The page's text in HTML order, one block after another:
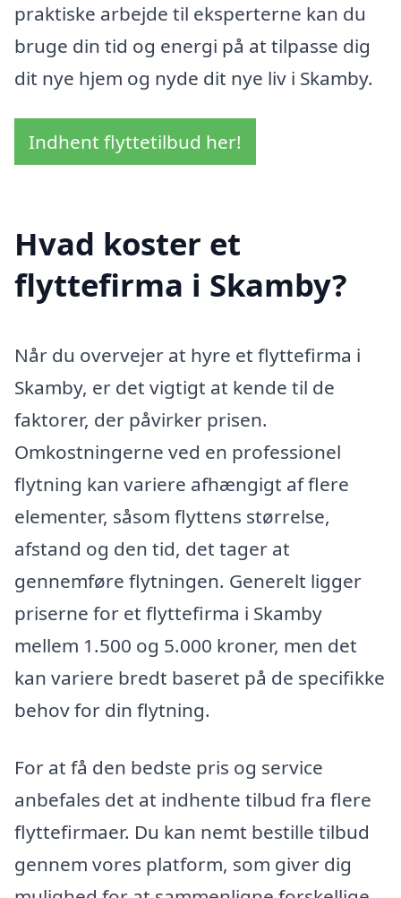
praktiske arbejde til eksperterne kan du
bruge din tid og energi på at tilpasse dig
dit nye hjem og nyde dit nye liv i Skamby.
Indhent flyttetilbud her!
Hvad koster et
flyttefirma i Skamby?
Når du overvejer at hyre et flyttefirma i
Skamby, er det vigtigt at kende til de
faktorer, der påvirker prisen.
Omkostningerne ved en professionel
flytning kan variere afhængigt af flere
elementer, såsom flyttens størrelse,
afstand og den tid, det tager at
gennemføre flytningen. Generelt ligger
priserne for et flyttefirma i Skamby
mellem 1.500 og 5.000 kroner, men det
kan variere bredt baseret på de specifikke
behov for din flytning.
For at få den bedste pris og service
anbefales det at indhente tilbud fra flere
flyttefirmaer. Du kan nemt bestille tilbud
gennem vores platform, som giver dig